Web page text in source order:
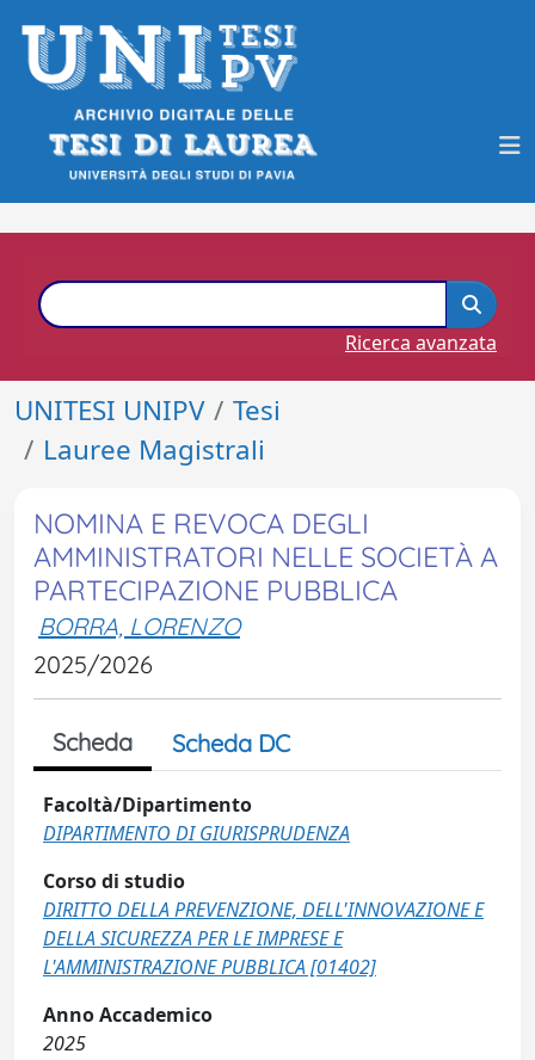
Ricerca avanzata
UNITESI UNIPV
Tesi
Lauree Magistrali
NOMINA E REVOCA DEGLI
AMMINISTRATORI NELLE SOCIETÀ A
PARTECIPAZIONE PUBBLICA
BORRA, LORENZO
2025/2026
Scheda Scheda DC
Facoltà/Dipartimento
DIPARTIMENTO DI GIURISPRUDENZA
Corso di studio
DIRITTO DELLA PREVENZIONE, DELL'INNOVAZIONE E
DELLA SICUREZZA PER LE IMPRESE E
L'AMMINISTRAZIONE PUBBLICA [01402]
Anno Accademico
2025